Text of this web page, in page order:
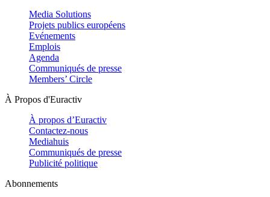
Media Solutions
Projets publics européens
Evénements
Emplois
Agenda
Communiqués de presse
Members’ Circle
À Propos d'Euractiv
À propos d’Euractiv
Contactez-nous
Mediahuis
Communiqués de presse
Publicité politique
Abonnements